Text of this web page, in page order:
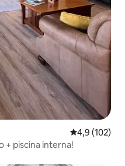
4,9 de uma
4,9 (102)
+ piscina interna!